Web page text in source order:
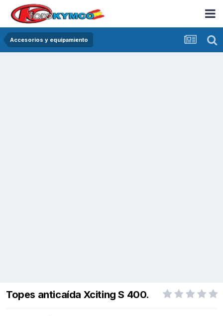
Accesorios y equipamiento
Topes anticaída Xciting S 400.